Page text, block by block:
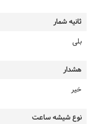
ثانیه شمار
بلی
هشدار
خیر
نوع شیشه ساعت